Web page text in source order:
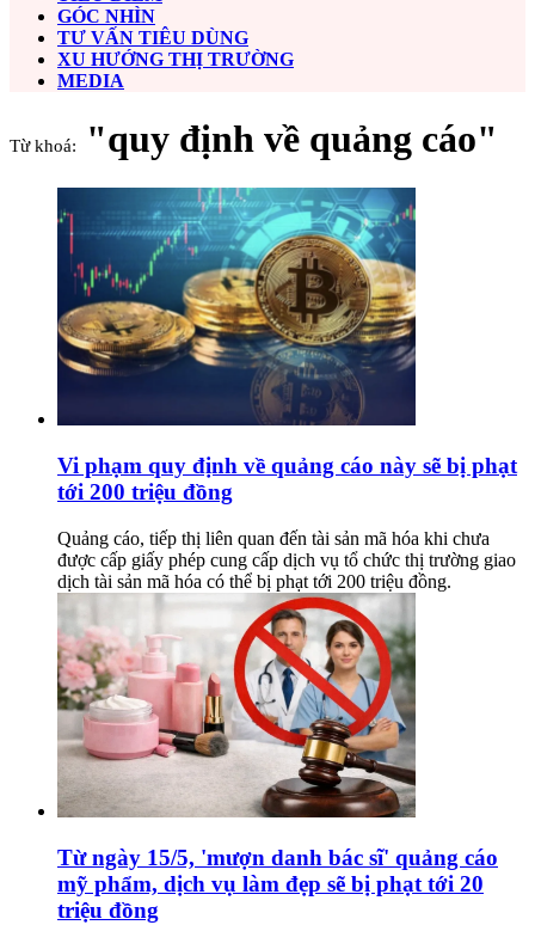
GÓC NHÌN
TƯ VẤN TIÊU DÙNG
XU HƯỚNG THỊ TRƯỜNG
MEDIA
Từ khoá: "quy định về quảng cáo"
Vi phạm quy định về quảng cáo này sẽ bị phạt
tới 200 triệu đồng
Quảng cáo, tiếp thị liên quan đến tài sản mã hóa khi chưa
được cấp giấy phép cung cấp dịch vụ tổ chức thị trường giao
dịch tài sản mã hóa có thể bị phạt tới 200 triệu đồng.
Từ ngày 15/5, 'mượn danh bác sĩ' quảng cáo
mỹ phẩm, dịch vụ làm đẹp sẽ bị phạt tới 20
triệu đồng